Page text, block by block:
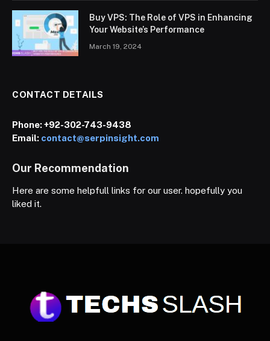
Buy VPS: The Role of VPS in Enhancing
Your Website’s Performance
March 19, 2024
CONTACT DETAILS
Phone:+92-302-743-9438
Email: contact@serpinsight.com
Our Recommendation
Here are some helpfull links for our user. hopefully you
liked it.